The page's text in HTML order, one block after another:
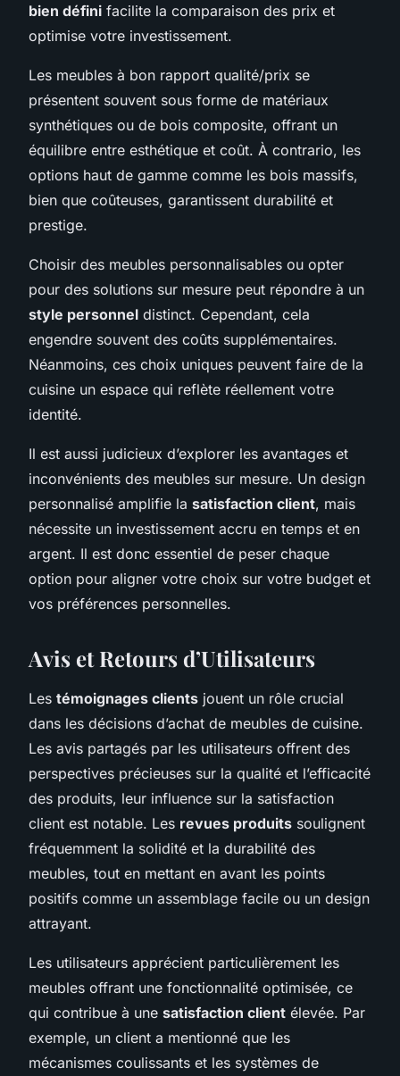
bien défini facilite la comparaison des prix et
optimise votre investissement.
Les meubles à bon rapport qualité/prix se
présentent souvent sous forme de matériaux
synthétiques ou de bois composite, offrant un
équilibre entre esthétique et coût. À contrario, les
options haut de gamme comme les bois massifs,
bien que coûteuses, garantissent durabilité et
prestige.
Choisir des meubles personnalisables ou opter
pour des solutions sur mesure peut répondre à un
style personnel distinct. Cependant, cela
engendre souvent des coûts supplémentaires.
Néanmoins, ces choix uniques peuvent faire de la
cuisine un espace qui reflète réellement votre
identité.
Il est aussi judicieux d’explorer les avantages et
inconvénients des meubles sur mesure. Un design
personnalisé amplifie la satisfaction client, mais
nécessite un investissement accru en temps et en
argent. Il est donc essentiel de peser chaque
option pour aligner votre choix sur votre budget et
vos préférences personnelles.
Avis et Retours d’Utilisateurs
Les témoignages clients jouent un rôle crucial
dans les décisions d’achat de meubles de cuisine.
Les avis partagés par les utilisateurs offrent des
perspectives précieuses sur la qualité et l’efficacité
des produits, leur influence sur la satisfaction
client est notable. Les revues produits soulignent
fréquemment la solidité et la durabilité des
meubles, tout en mettant en avant les points
positifs comme un assemblage facile ou un design
attrayant.
Les utilisateurs apprécient particulièrement les
meubles offrant une fonctionnalité optimisée, ce
qui contribue à une satisfaction client élevée. Par
exemple, un client a mentionné que les
mécanismes coulissants et les systèmes de